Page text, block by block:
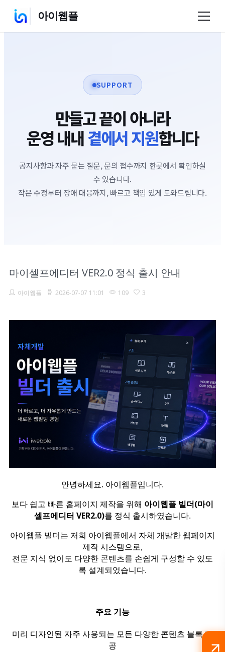
아이웹플
SUPPORT
만들고 끝이 아니라
운영 내내곁에서 지원합니다
공지사항과 자주 묻는 질문, 문의 접수까지 한곳에서 확인하실
수 있습니다.
작은 수정부터 장애 대응까지, 빠르고 책임 있게 도와드립니다.
마이셀프에디터 VER2.0 정식 출시 안내
아이웹플 2026-07-07 11:01 109 3
안녕하세요. 아이웹플입니다.
보다 쉽고 빠른 홈페이지 제작을 위해 아이웹플 빌더(마이
셀프에디터 VER2.0)를 정식 출시하였습니다.
아이웹플 빌더는 저희 아이웹플에서 자체 개발한 웹페이지
제작 시스템으로,
전문 지식 없이도 다양한 콘텐츠를 손쉽게 구성할 수 있도
록 설계되었습니다.
주요 기능
미리 디자인된 자주 사용되는 모든 다양한 콘텐츠 블록 제
공